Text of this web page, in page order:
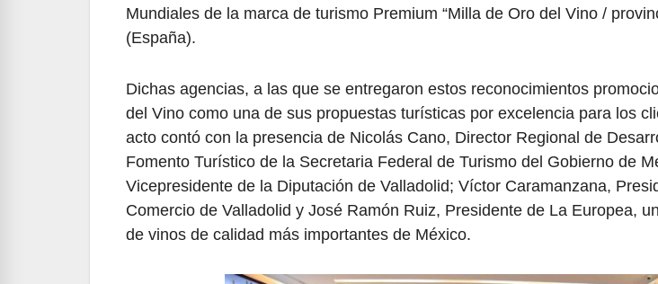
Mundiales de la marca de turismo Premium “Milla de Oro del Vino /
(España).
Dichas agencias, a las que se entregaron estos reconocimientos
del Vino como una de sus propuestas turísticas por excelencia para los
acto contó con la presencia de Nicolás Cano, Director Regional de
Fomento Turístico de la Secretaria Federal de Turismo del Gobierno de
Vicepresidente de la Diputación de Valladolid; Víctor Caramanzana,
Comercio de Valladolid y José Ramón Ruiz, Presidente de La Europea,
de vinos de calidad más importantes de México.